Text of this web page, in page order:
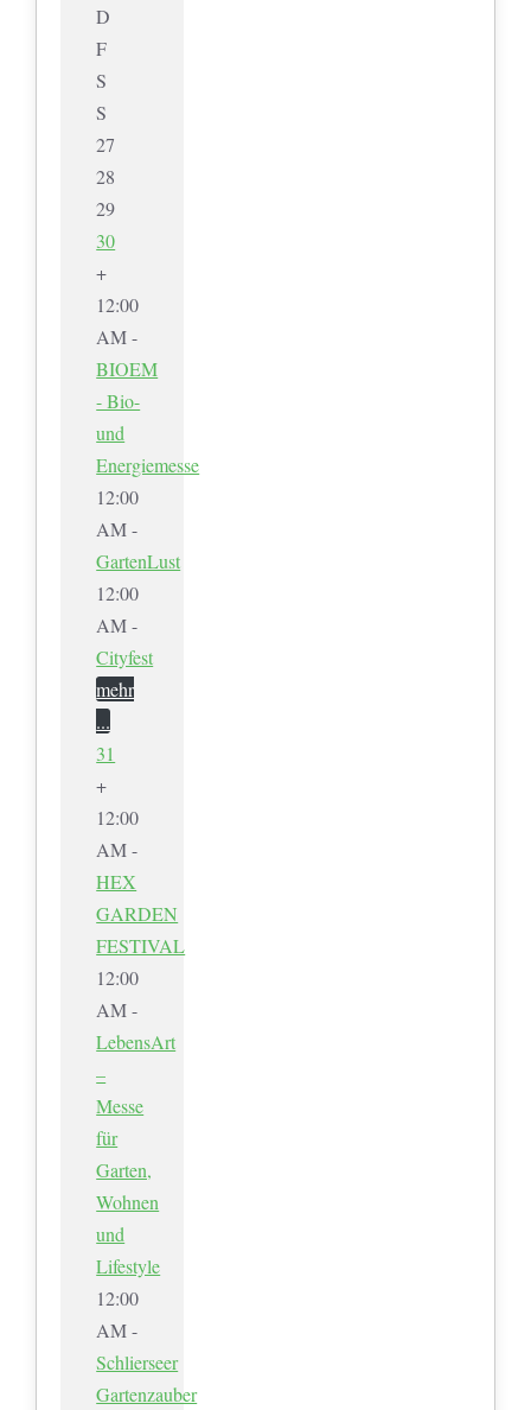
D
F
S
S
27
28
29
30
+
12:00
AM -
BIOEM
- Bio-
und
Energiemesse
12:00
AM -
GartenLust
12:00
AM -
Cityfest
mehr
...
31
+
12:00
AM -
HEX
GARDEN
FESTIVAL
12:00
AM -
LebensArt
–
Messe
für
Garten,
Wohnen
und
Lifestyle
12:00
AM -
Schlierseer
Gartenzauber